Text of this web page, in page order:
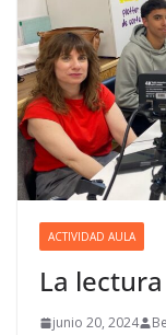
ACTIVIDAD AULA
La
junio 20, 2024